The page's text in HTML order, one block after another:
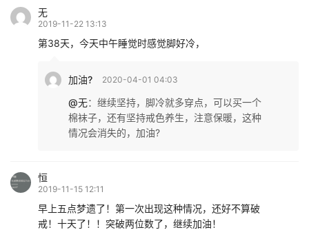
无
2019-11-22 13:13
第38天，今天中午睡觉时感觉脚好冷，
加油? 2020-04-01 04:03
@无： 继续坚持，脚冷就多穿点，可以买一个
棉袜子，还有坚持戒色养生，注意保暖，这种
情况会消失的，加油?
恒
2019-11-15 12:11
早上五点梦遗了！第一次出现这种情况，还好不算破
戒！十天了！！突破两位数了，继续加油！